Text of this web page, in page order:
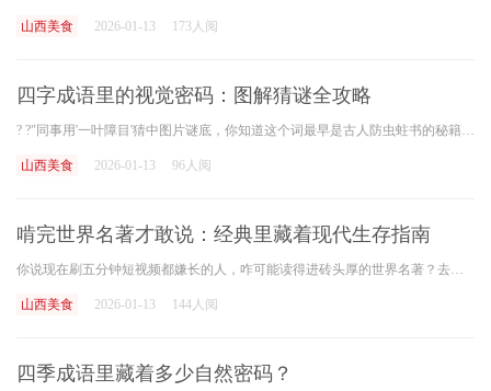
山西美食 2026-01-13 173人阅
四字成语里的视觉密码：图解猜谜全攻略
? ?"同事用'一叶障目'猜中图片谜底，你知道这个词最早是古人防虫蛀书的秘籍吗？? ? 上周公司团建玩看图猜成语，新来的实习生盯着"止"字加个红点的图片，脱口而出"点到为止"，愣是
山西美食 2026-01-13 96人阅
啃完世界名著才敢说：经典里藏着现代生存指南
你说现在刷五分钟短视频都嫌长的人，咋可能读得进砖头厚的世界名著？去年我表弟来家借宿，看见书架上摆着《战争与和平》，居然问："姐，这书能拍成吃鸡攻略不？"把我给气笑了
山西美食 2026-01-13 144人阅
四季成语里藏着多少自然密码？